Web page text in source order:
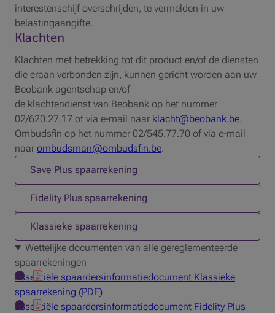
interestenschijf overschrijden, te vermelden in uw
belastingaangifte.
Klachten
Klachten met betrekking tot dit product en/of de diensten
die eraan verbonden zijn, kunnen gericht worden aan uw
Beobank agentschap en/of
de klachtendienst van Beobank op het nummer
02/620.27.17 of via e-mail naar klacht@beobank.be.
Ombudsfin op het nummer 02/545.77.70 of via e-mail
naar ombudsman@ombudsfin.be.
1 op 3
Save Plus spaarrekening
2 op 3
Fidelity Plus spaarrekening
3 op 3
Klassieke spaarrekening
Wettelijke documenten van alle gereglementeerde
spaarrekeningen
Essentiële spaardersinformatiedocument Klassieke
spaarrekening (PDF)
Essentiële spaardersinformatiedocument Fidelity Plus